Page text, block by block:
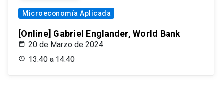
Microeconomía Aplicada
[Online] Gabriel Englander, World Bank
20 de Marzo de 2024
13:40 a 14:40